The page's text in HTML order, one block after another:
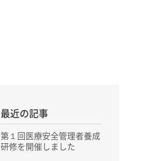
最近の記事
第１回医療安全管理者養成
研修を開催しました